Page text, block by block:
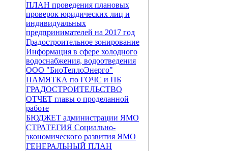
ПЛАН проведения плановых
проверок юридических лиц и
индивидуальных
предпринимателей на 2017 год
Градостроительное зонирование
Информация в сфере холодного
водоснабжения, водоотведения
ООО "БиоТеплоЭнерго"
ПАМЯТКА по ГОЧС и ПБ
ГРАДОСТРОИТЕЛЬСТВО
ОТЧЕТ главы о проделанной
работе
БЮДЖЕТ администрации ЯМО
СТРАТЕГИЯ Социально-
экономического развития ЯМО
ГЕНЕРАЛЬНЫЙ ПЛАН